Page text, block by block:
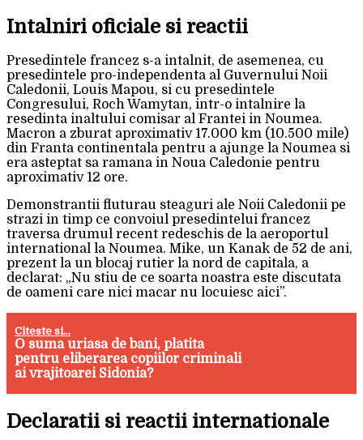
Intalniri oficiale si reactii
Presedintele francez s-a intalnit, de asemenea, cu
presedintele pro-independenta al Guvernului Noii
Caledonii, Louis Mapou, si cu presedintele
Congresului, Roch Wamytan, intr-o intalnire la
resedinta inaltului comisar al Frantei in Noumea.
Macron a zburat aproximativ 17.000 km (10.500 mile)
din Franta continentala pentru a ajunge la Noumea si
era asteptat sa ramana in Noua Caledonie pentru
aproximativ 12 ore.
Demonstrantii fluturau steaguri ale Noii Caledonii pe
strazi in timp ce convoiul presedintelui francez
traversa drumul recent redeschis de la aeroportul
international la Noumea. Mike, un Kanak de 52 de ani,
prezent la un blocaj rutier la nord de capitala, a
declarat: „Nu stiu de ce soarta noastra este discutata
de oameni care nici macar nu locuiesc aici”.
Citeste si...
O suma uriasa de bani, platita
pentru eliberarea copiilor criminali
ai vrajitoarei Sidonia?
Declaratii si reactii internationale